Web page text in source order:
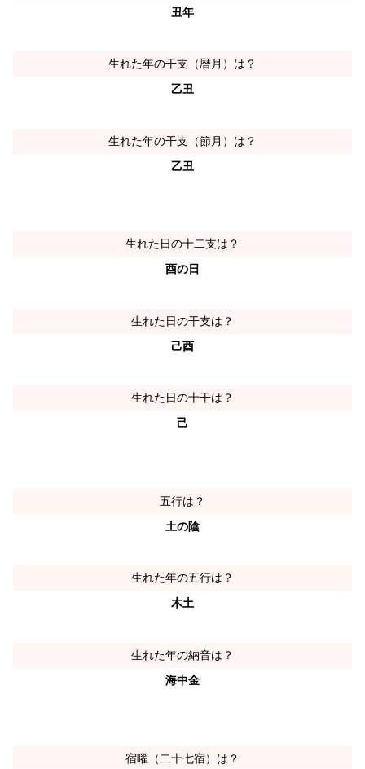
丑年
生れた年の干支（暦月）は？
乙丑
生れた年の干支（節月）は？
乙丑
生れた日の十二支は？
酉の日
生れた日の干支は？
己酉
生れた日の十干は？
己
五行は？
土の陰
生れた年の五行は？
木土
生れた年の納音は？
海中金
宿曜（二十七宿）は？